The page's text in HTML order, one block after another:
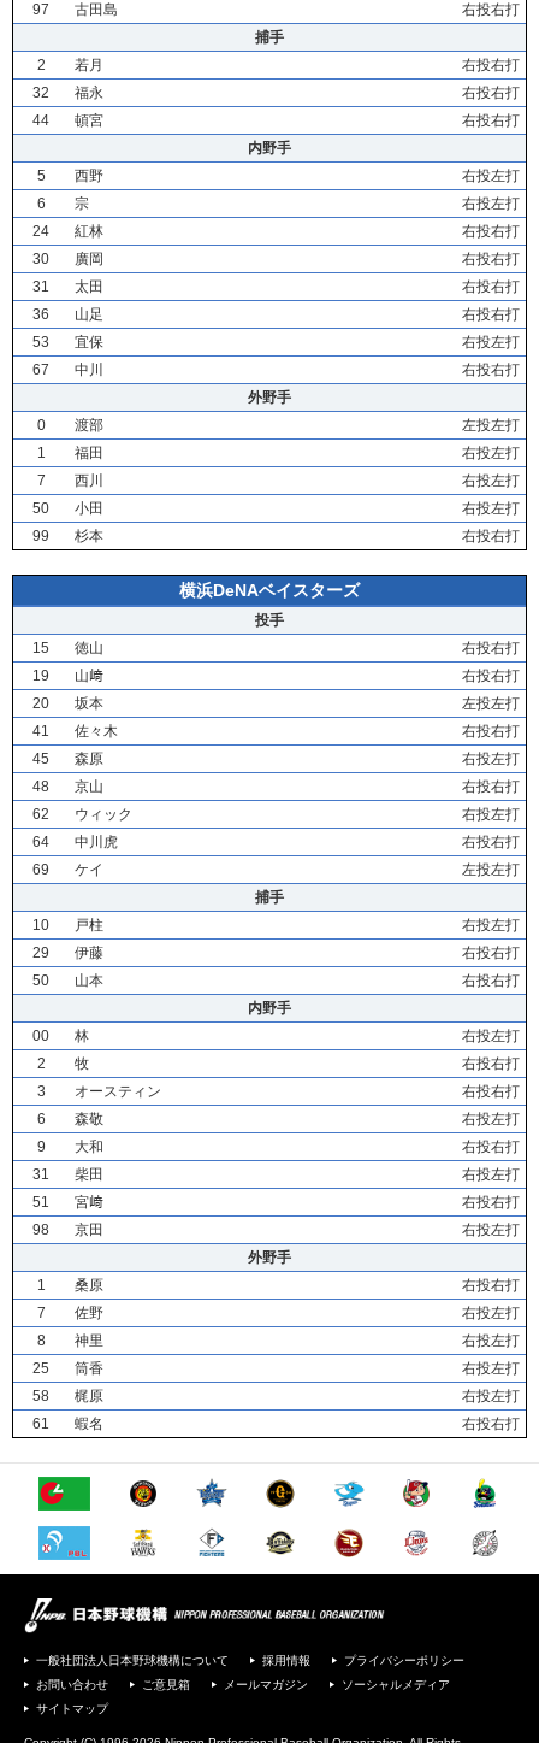
97
古田島
右投右打
捕手
2
若月
右投右打
32
福永
右投右打
44
頓宮
右投右打
内野手
5
西野
右投左打
6
宗
右投左打
24
紅林
右投右打
30
廣岡
右投右打
31
太田
右投右打
36
山足
右投右打
53
宜保
右投左打
67
中川
右投右打
外野手
0
渡部
左投左打
1
福田
右投左打
7
西川
右投左打
50
小田
右投左打
99
杉本 右投右打
横浜DeNAベイスターズ
投手
15
徳山
右投右打
19
山﨑
右投右打
20
坂本
左投左打
41
佐々木
右投右打
45
森原
右投左打
48
京山
右投右打
62
ウィック
右投左打
64
中川虎
右投右打
69
ケイ
左投左打
捕手
10
戸柱
右投左打
29
伊藤
右投右打
50
山本
右投右打
内野手
00
林
右投左打
2
牧
右投右打
3
オースティン
右投右打
6
森敬
右投左打
9
大和
右投右打
31
柴田
右投左打
51
宮﨑
右投右打
98
京田
右投左打
外野手
1
桑原
右投右打
7
佐野
右投左打
8
神里
右投左打
25
筒香
右投左打
58
梶原
右投左打
61
蝦名 右投右打
一般社団法人日本野球機構について 採用情報
プライバシーポリシー
お問い合わせ
ご意見箱 メールマガジン
ソーシャルメディア
サイトマップ